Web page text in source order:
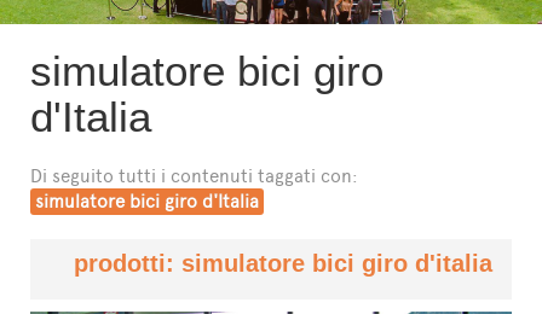
simulatore bici giro
d'Italia
Di seguito tutti i contenuti taggati con:
simulatore bici giro d'Italia
prodotti: simulatore bici giro d'italia